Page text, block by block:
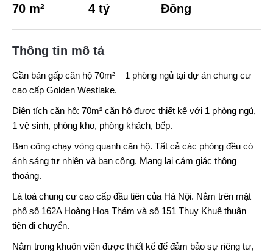
70 m² 4 tỷ Đông
Thông tin mô tả
Cần bán gấp căn hộ 70m² – 1 phòng ngủ tại dự án chung cư
cao cấp Golden Westlake.
Diện tích căn hộ: 70m² căn hộ được thiết kế với 1 phòng ngủ,
1 vệ sinh, phòng kho, phòng khách, bếp.
Ban công chạy vòng quanh căn hộ. Tất cả các phòng đều có
ánh sáng tự nhiên và ban công. Mang lại cảm giác thông
thoáng.
Là toà chung cư cao cấp đầu tiên của Hà Nội. Nằm trên mặt
phố số 162A Hoàng Hoa Thám và số 151 Thụy Khuê thuận
tiện di chuyển.
Nằm trong khuôn viên được thiết kế để đảm bảo sự riêng tư,